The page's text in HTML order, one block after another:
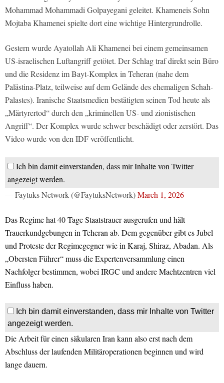
Mohammad Mohammadi Golpayegani geleitet. Khameneis Sohn
Mojtaba Khamenei spielte dort eine wichtige Hintergrundrolle.
Gestern wurde Ayatollah Ali Khamenei bei einem gemeinsamen
US-israelischen Luftangriff getötet. Der Schlag traf direkt sein Büro
und die Residenz im Bayt-Komplex in Teheran (nahe dem
Palästina-Platz, teilweise auf dem Gelände des ehemaligen Schah-
Palastes). Iranische Staatsmedien bestätigten seinen Tod heute als
„Märtyrertod“ durch den „kriminellen US- und zionistischen
Angriff“. Der Komplex wurde schwer beschädigt oder zerstört. Das
Video wurde von den IDF veröffentlicht.
Ich bin damit einverstanden, dass mir Inhalte von Twitter
angezeigt werden.
— Faytuks Network (@FaytuksNetwork)March 1, 2026
Das Regime hat 40 Tage Staatstrauer ausgerufen und hält
Trauerkundgebungen in Teheran ab. Dem gegenüber gibt es Jubel
und Proteste der Regimegegner wie in Karaj, Shiraz, Abadan. Als
„Obersten Führer“ muss die Expertenversammlung einen
Nachfolger bestimmen, wobei IRGC und andere Machtzentren viel
Einfluss haben.
Ich bin damit einverstanden, dass mir Inhalte von Twitter
angezeigt werden.
Die Arbeit für einen säkularen Iran kann also erst nach dem
Abschluss der laufenden Militäroperationen beginnen und wird
lange dauern.